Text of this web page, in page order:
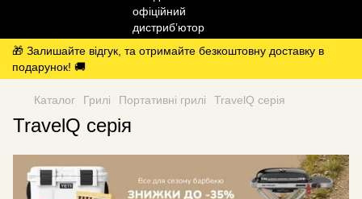
🎁 Залишайте відгук, та отримайте безкоштовну доставку в
подарунок! 🚚
Каталог Грилі Портативні грилі TravelQ серія
TravelQ серія